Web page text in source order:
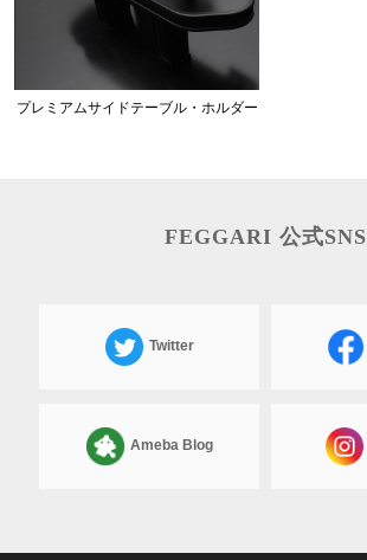
プレミアムサイドテーブル・ホルダー
FEGGARI 公式SNS
Twitter
Ameba Blog